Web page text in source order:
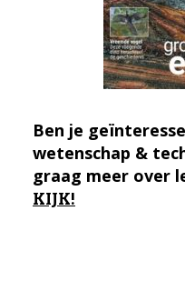
Ben je
wetenschap &
graag meer over
KIJK!